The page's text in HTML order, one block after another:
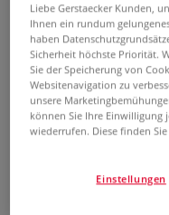
Royal &
Synthetik-
0
Liebe Gerstaecker Kunden,
Ihnen ein rundum
haben
Sicherheit höchste Priorität.
Sie der Speicherung von
Websitenavigation zu
unsere
können Sie Ihre Einwilligung
wiederrufen. Diese finden
Einstellungen